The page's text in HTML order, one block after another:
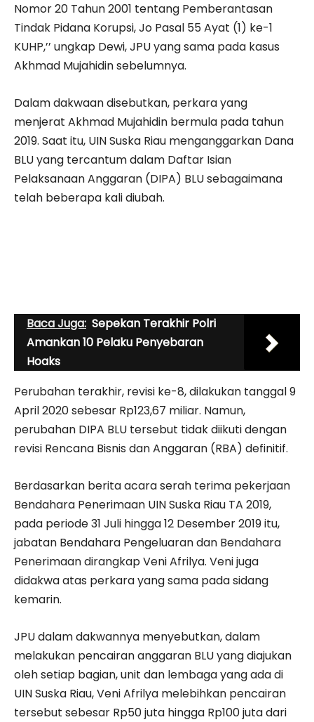
Nomor 20 Tahun 2001 tentang Pemberantasan
Tindak Pidana Korupsi, Jo Pasal 55 Ayat (1) ke-1
KUHP,’’ ungkap Dewi, JPU yang sama pada kasus
Akhmad Mujahidin sebelumnya.
Dalam dakwaan disebutkan, perkara yang
menjerat Akhmad Mujahidin bermula pada tahun
2019. Saat itu, UIN Suska Riau menganggarkan Dana
BLU yang tercantum dalam Daftar Isian
Pelaksanaan Anggaran (DIPA) BLU sebagaimana
telah beberapa kali diubah.
Baca Juga: Sepekan Terakhir Polri
Amankan 10 Pelaku Penyebaran
Hoaks
Perubahan terakhir, revisi ke-8, dilakukan tanggal 9
April 2020 sebesar Rp123,67 miliar. Namun,
perubahan DIPA BLU tersebut tidak diikuti dengan
revisi Rencana Bisnis dan Anggaran (RBA) definitif.
Berdasarkan berita acara serah terima pekerjaan
Bendahara Penerimaan UIN Suska Riau TA 2019,
pada periode 31 Juli hingga 12 Desember 2019 itu,
jabatan Bendahara Pengeluaran dan Bendahara
Penerimaan dirangkap Veni Afrilya. Veni juga
didakwa atas perkara yang sama pada sidang
kemarin.
JPU dalam dakwannya menyebutkan, dalam
melakukan pencairan anggaran BLU yang diajukan
oleh setiap bagian, unit dan lembaga yang ada di
UIN Suska Riau, Veni Afrilya melebihkan pencairan
tersebut sebesar Rp50 juta hingga Rp100 juta dari